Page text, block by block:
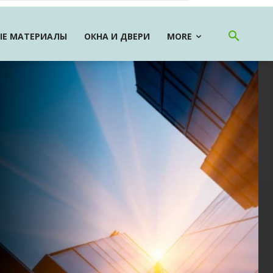
МАТЕРИАЛЫ ОКНА И ДВЕРИ MORE